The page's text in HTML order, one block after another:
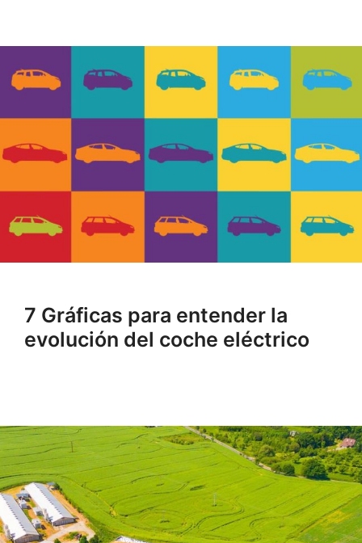
7 Gráficas para entender la
evolución del coche eléctrico